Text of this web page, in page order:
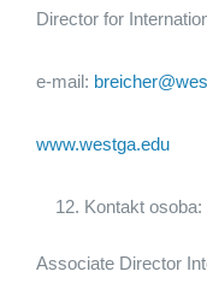
Director for
e-mail:
www.westga.edu
Kontakt
Associate Director